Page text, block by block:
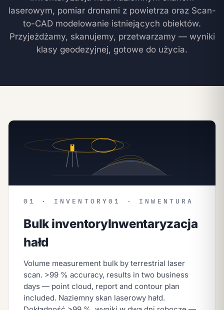
laserowym, pomiar dronami z powietrza oraz Scan-
to-CAD modelowanie istniejących obiektów.
Przyjeżdżamy, skanujemy, przetwarzamy — wyniki
klasy geodezyjnej, gotowe do użycia.
01 · INVENTORY01 · INWENTURA
Bulk inventoryInwentaryzacja
hałd
Volume measurement bulk by terrestrial laser
scan. >99 % accuracy, results in two business
days — point cloud, report and contour plan
included. Naziemny skan laserowy hałd.